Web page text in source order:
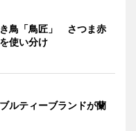
鳥「鳥匠」 さつま赤
使い分け
ルティーブランドが蘭